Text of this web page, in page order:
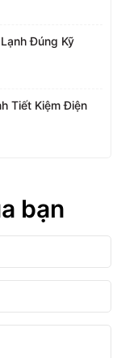
Đúng Kỹ
Tiết Kiệm Điện
bạn